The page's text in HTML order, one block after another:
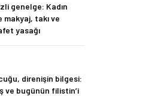
genelge: Kadın
takı ve
yasağı
direnişin bilgesi:
ve bugünün filistin’i